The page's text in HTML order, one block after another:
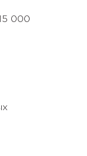
000